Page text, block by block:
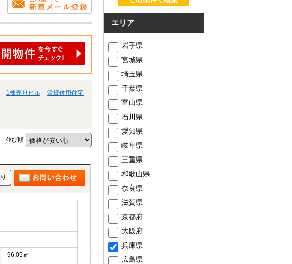
1棟売りビル 賃貸併用住宅
並び順
96.05㎡
エリア
岩手県
宮城県
埼玉県
千葉県
富山県
石川県
愛知県
岐阜県
三重県
和歌山県
奈良県
滋賀県
京都府
大阪府
兵庫県
広島県